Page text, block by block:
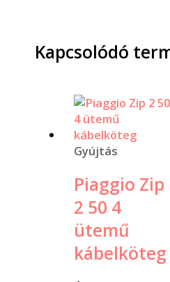
Kapcsolódó
Gyújtás
Piaggio Zip
2 50 4
ütemű
kábelköteg